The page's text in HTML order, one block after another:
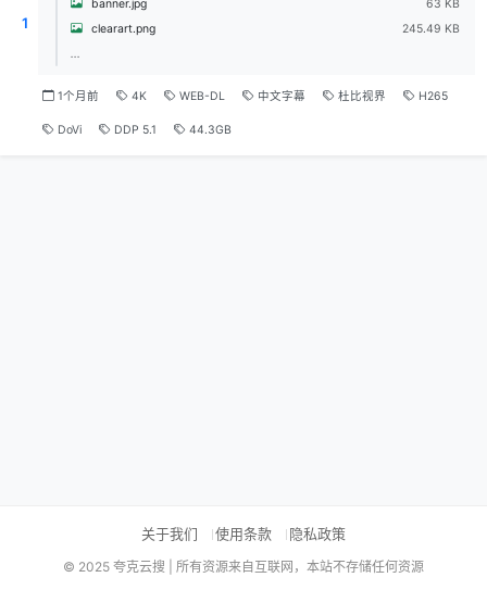
1
banner.jpg
63 KB
clearart.png
245.49 KB
...
1个月前 4K WEB-DL 中文字幕 杜比视界 H265
DoVi DDP 5.1 44.3GB
关于我们 使用条款 隐私政策
© 2025 夸克云搜 | 所有资源来自互联网，本站不存储任何资源